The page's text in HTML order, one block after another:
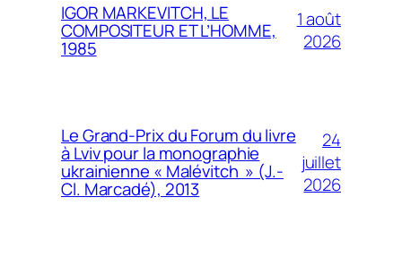
IGOR MARKEVITCH, LE
COMPOSITEUR ET L’HOMME,
1985
1 août
2026
Le Grand-Prix du Forum du livre
à Lviv pour la monographie
ukrainienne « Malévitch » (J.-
Cl. Marcadé), 2013
24
juillet
2026